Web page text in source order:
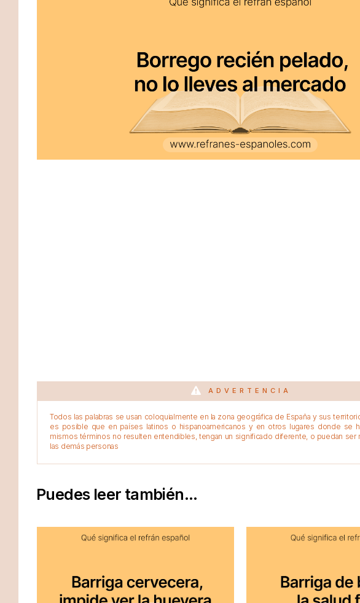
ADVERTENCIA
Todos las palabras se usan coloquialmente en la zona geográfica de España y sus
es posible que en países latinos o hispanoamericanos y en otros lugares donde se
mismos términos no resulten entendibles, tengan un significado diferente, o puedan ser
las demás personas
Puedes leer también...